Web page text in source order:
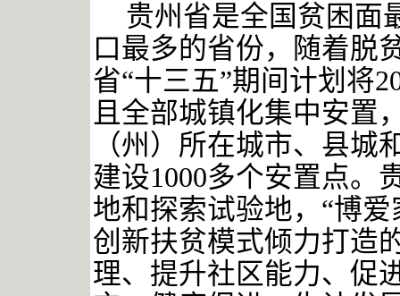
贵州省是全国贫困面
口最多的省份，随着脱
省“十三五”期间计划将
且全部城镇化集中安置
（州）所在城市、县
建设1000多个安置点。
地和探索试验地，“博
创新扶贫模式倾力打造
理、提升社区能力、促